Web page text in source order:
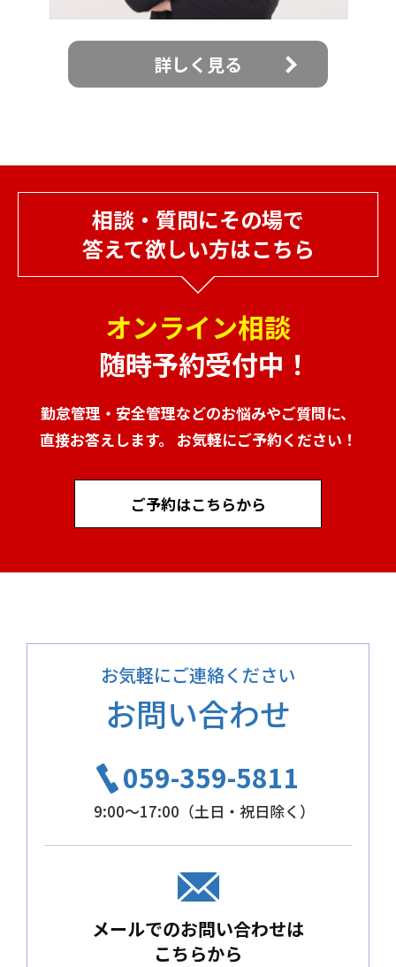
詳しく見る
相談・質問にその場で
答えて欲しい方はこちら
オンライン相談
随時予約受付中！
勤怠管理・安全管理などのお悩みやご質問に、
直接お答えします。 お気軽にご予約ください！
ご予約はこちらから
お気軽にご連絡ください
お問い合わせ
059-359-5811
9:00～17:00（土日・祝日除く）
メールでのお問い合わせは
こちらから